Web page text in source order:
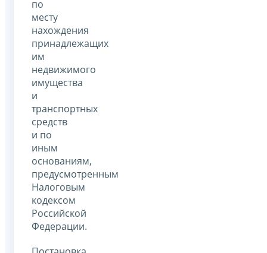
по
месту
нахождения
принадлежащих
им
недвижимого
имущества
и
транспортных
средств
и по
иным
основаниям,
предусмотренным
Налоговым
кодексом
Российской
Федерации.